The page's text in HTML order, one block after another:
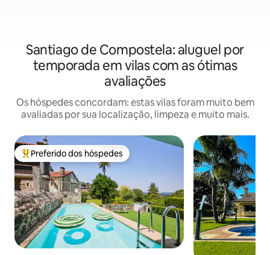
Santiago de Compostela: aluguel por
temporada em vilas com as ótimas
avaliações
Os hóspedes concordam: estas vilas foram muito bem
avaliadas por sua localização, limpeza e muito mais.
Entre os melhores preferidos dos hóspedes
Preferido dos hóspedes